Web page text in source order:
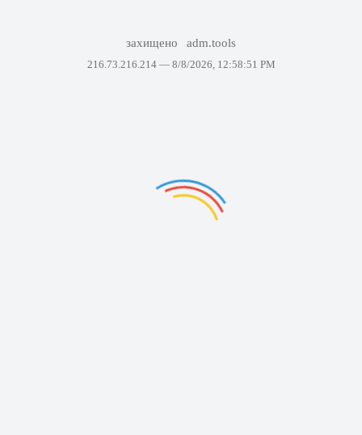
захищено adm.tools
216.73.216.214 — 8/8/2026, 12:58:51 PM